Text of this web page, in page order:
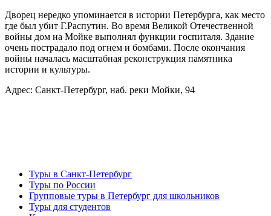
Дворец нередко упоминается в истории Петербурга, как место
где был убит Г.Распутин. Во время Великой Отечественной
войны дом на Мойке выполнял функции госпиталя. Здание
очень пострадало под огнем и бомбами. После окончания
войны началась масштабная реконструкция памятника
истории и культуры.
Адрес: Санкт-Петербург, наб. реки Мойки, 94
Туры в Санкт-Петербург
Туры по России
Групповые туры в Петербург для школьников
Туры для студентов